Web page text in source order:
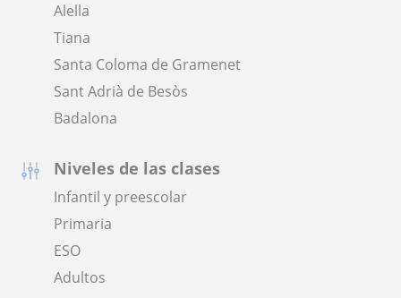
Alella
Tiana
Santa Coloma de Gramenet
Sant Adrià de Besòs
Badalona
Niveles de las clases
Infantil y preescolar
Primaria
ESO
Adultos